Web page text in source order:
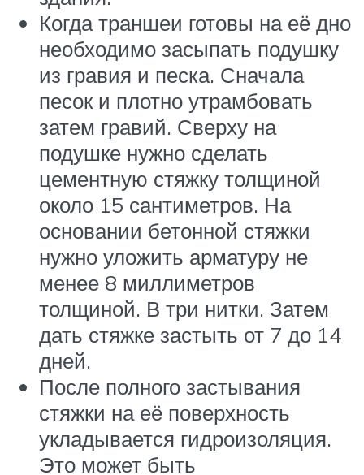
Когда траншеи готовы на её дно
необходимо засыпать подушку
из гравия и песка. Сначала
песок и плотно утрамбовать
затем гравий. Сверху на
подушке нужно сделать
цементную стяжку толщиной
около 15 сантиметров. На
основании бетонной стяжки
нужно уложить арматуру не
менее 8 миллиметров
толщиной. В три нитки. Затем
дать стяжке застыть от 7 до 14
дней.
После полного застывания
стяжки на её поверхность
укладывается гидроизоляция.
Это может быть